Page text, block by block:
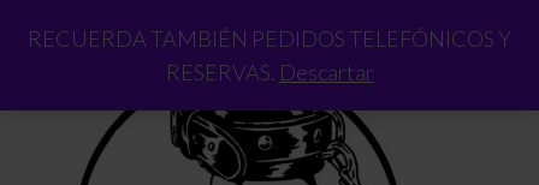
RECUERDA TAMBIÉN PEDIDOS TELEFÓNICOS Y
RESERVAS. Descartar